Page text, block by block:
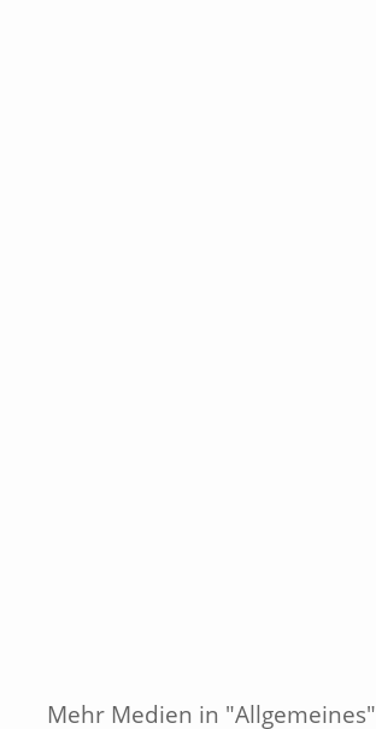
Mehr Medien in "Allgemeines"